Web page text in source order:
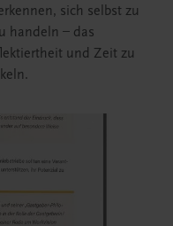
sich selbst zu
handeln – das
und Zeit zu